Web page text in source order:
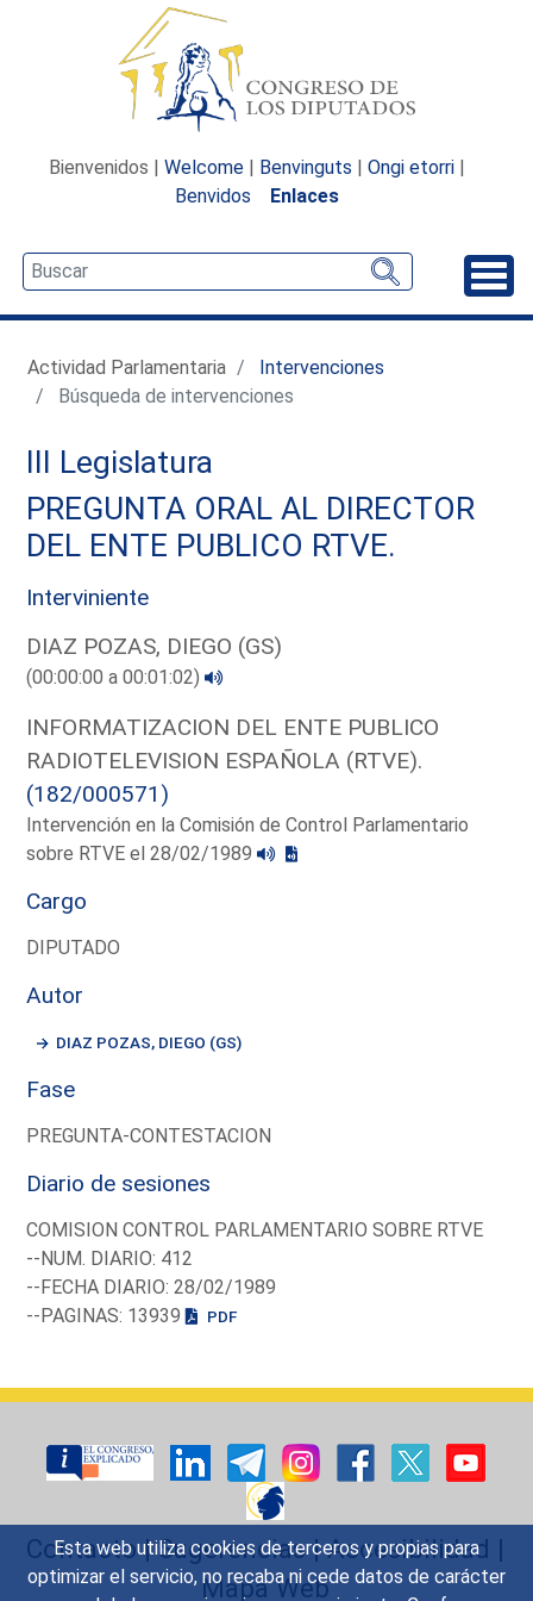
Esta web utiliza cookies de terceros y propias para
optimizar el servicio, no recaba ni cede datos de carácter
Bienvenidos | Welcome | Benvinguts | Ongi etorri |
Benvidos
Enlaces
Actividad Parlamentaria
Intervenciones
Búsqueda de intervenciones
III Legislatura
PREGUNTA ORAL AL DIRECTOR
DEL ENTE PUBLICO RTVE.
Interviniente
DIAZ POZAS, DIEGO (GS)
(00:00:00 a 00:01:02)
INFORMATIZACION DEL ENTE PUBLICO
RADIOTELEVISION ESPAÑOLA (RTVE).
(182/000571)
Intervención en la Comisión de Control Parlamentario
sobre RTVE el 28/02/1989
Cargo
DIPUTADO
Autor
DIAZ POZAS, DIEGO (GS)
Fase
PREGUNTA-CONTESTACION
Diario de sesiones
COMISION CONTROL PARLAMENTARIO SOBRE RTVE
--NUM. DIARIO: 412
--FECHA DIARIO: 28/02/1989
--PAGINAS: 13939
PDF
Contacto|Sugerencias|Accesibilidad |
Mapa Web